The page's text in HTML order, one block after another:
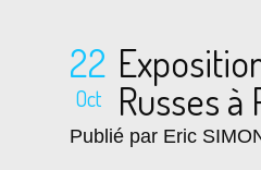
22
Oct Russes à
Publié par Eric